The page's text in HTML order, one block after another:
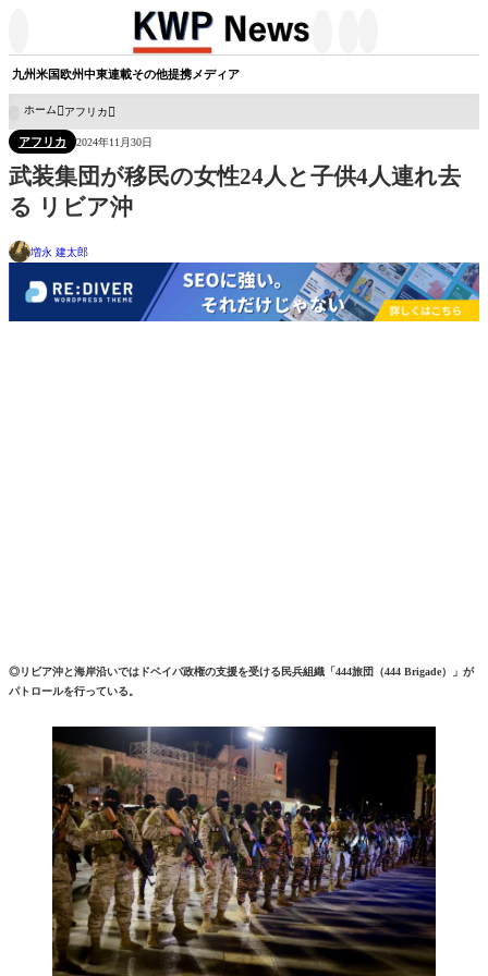
九州米国欧州中東連載その他提携メディア
ホーム アフリカ
アフリカ 2024年11月30日
武装集団が移民の女性24人と子供4人連れ去
る リビア沖
増永 建太郎
◎リビア沖と海岸沿いではドベイバ政権の支援を受ける民兵組織「444旅団（444 Brigade）」が
パトロールを行っている。